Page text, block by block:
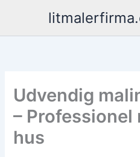
turinio
Udvendig
–
hus